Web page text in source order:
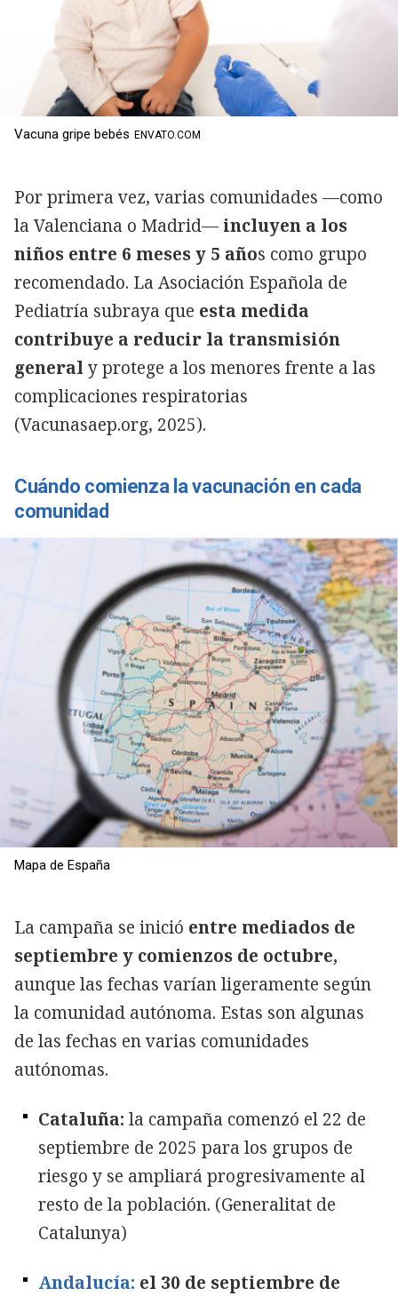
Vacuna gripe bebés ENVATO.COM
Por primera vez, varias comunidades —como
la Valenciana o Madrid— incluyen a los
niños entre 6 meses y 5 años como grupo
recomendado. La Asociación Española de
Pediatría subraya que esta medida
contribuye a reducir la transmisión
general y protege a los menores frente a las
complicaciones respiratorias
(Vacunasaep.org, 2025).
Cuándo comienza la vacunación en cada
comunidad
Mapa de España
La campaña se inició entre mediados de
septiembre y comienzos de octubre,
aunque las fechas varían ligeramente según
la comunidad autónoma. Estas son algunas
de las fechas en varias comunidades
autónomas.
Cataluña: la campaña comenzó el 22 de
septiembre de 2025 para los grupos de
riesgo y se ampliará progresivamente al
resto de la población. (Generalitat de
Catalunya)
Andalucía: el 30 de septiembre de